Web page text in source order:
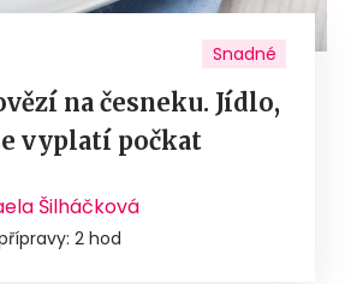
Snadné
na česneku. Jídlo,
vyplatí počkat
Šilháčková
2 hod